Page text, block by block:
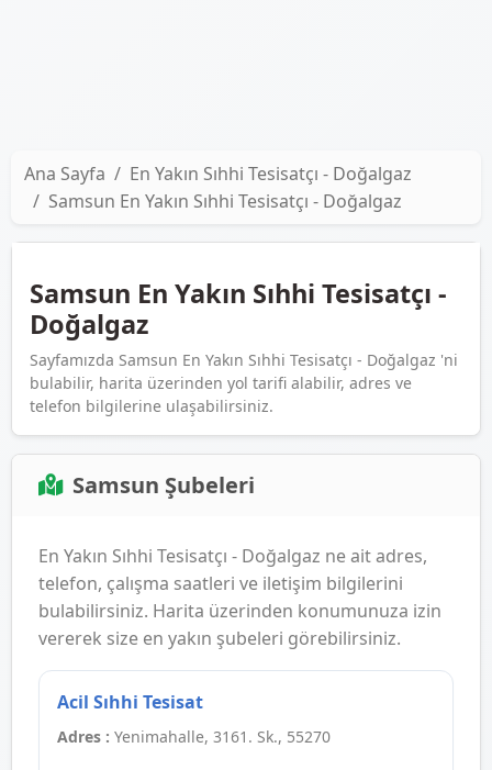
Ana Sayfa
En Yakın Sıhhi Tesisatçı - Doğalgaz
Samsun En Yakın Sıhhi Tesisatçı - Doğalgaz
Samsun En Yakın Sıhhi Tesisatçı -
Doğalgaz
Sayfamızda Samsun En Yakın Sıhhi Tesisatçı - Doğalgaz 'ni
bulabilir, harita üzerinden yol tarifi alabilir, adres ve
telefon bilgilerine ulaşabilirsiniz.
Samsun Şubeleri
En Yakın Sıhhi Tesisatçı - Doğalgaz ne ait adres,
telefon, çalışma saatleri ve iletişim bilgilerini
bulabilirsiniz. Harita üzerinden konumunuza izin
vererek size en yakın şubeleri görebilirsiniz.
Acil Sıhhi Tesisat
Adres : Yenimahalle, 3161. Sk., 55270